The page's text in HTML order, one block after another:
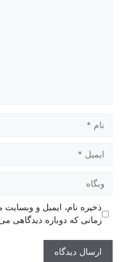
ایمیل
وبگاه
ذخیره نام، ایمیل و
زمانی که دوباره دیدگاهی